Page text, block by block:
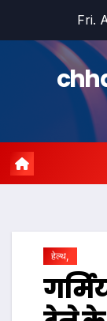
Fri.
हेल्थ,